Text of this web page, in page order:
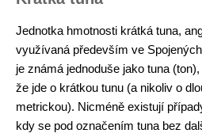
Jednotka hmotnosti krátká tuna,
využívaná především ve
je známá jednoduše jako tuna
že jde o krátkou tunu (a nikoliv o
metrickou). Nicméně existují
kdy se pod označením tuna bez